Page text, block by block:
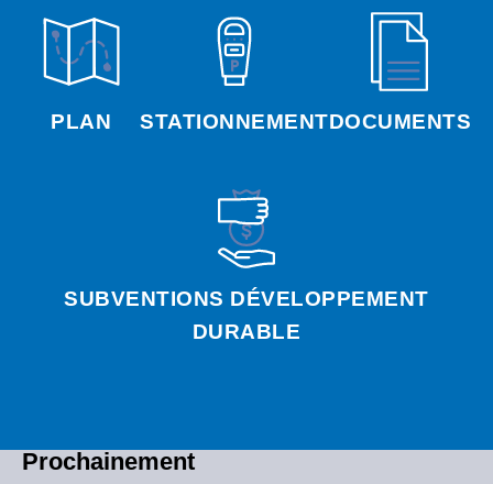
PLAN STATIONNEMENTDOCUMENTS
SUBVENTIONS DÉVELOPPEMENT
DURABLE
Prochainement